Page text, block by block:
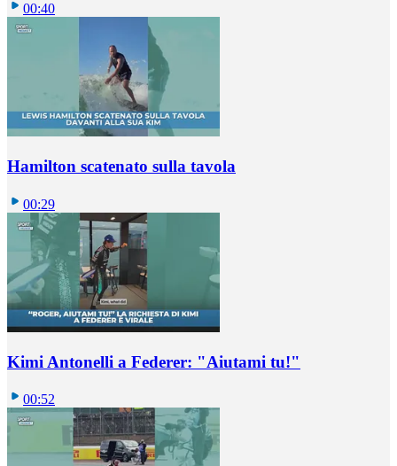
00:40
Hamilton scatenato sulla tavola
00:29
Kimi Antonelli a Federer: "Aiutami tu!"
00:52